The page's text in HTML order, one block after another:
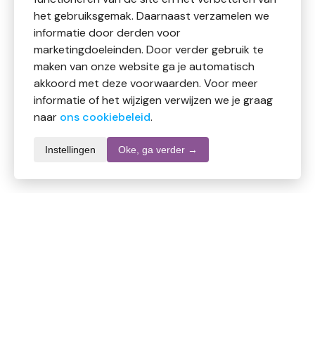
het gebruiksgemak. Daarnaast verzamelen we
informatie door derden voor
marketingdoeleinden. Door verder gebruik te
maken van onze website ga je automatisch
akkoord met deze voorwaarden. Voor meer
informatie of het wijzigen verwijzen we je graag
naar ons cookiebeleid.
Instellingen Oke, ga verder →